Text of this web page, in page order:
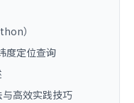
）
度定位查询
高效实践技巧